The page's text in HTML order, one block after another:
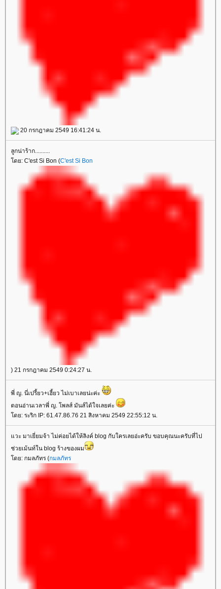
20 กรกฎาคม 2549 16:41:24 น.
ลูกน่าร้าก..........
ดย: C'est Si Bon (C'est Si Bon
) 21 กรกฎาคม 2549 0:24:27 น.
พี่ ญ. นี่เปรี้ยว+เฮี้ยว ไม่เบาเลยน่ะค่ะ
ตอนอ่านเวลาพี่ ญ. โพลส์ มันส์ได้ใจเลยค่ะ
ดย: ระริก IP: 61.47.86.76 21 สิงหาคม 2549 22:55:12 น.
วะ มาเยี่ยมจ้า ไม่ค่อยได้ให้ลิงค์ blog กับใครเลยอ่ะครับ ขอบคุณนะครับที่ไป
ช่วยเม้นท์ใน blog ร้างของผม
ดย: กมลภัทร (กมลภัทร